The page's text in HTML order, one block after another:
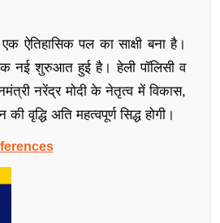
ऐतिहासिक पल का साक्षी बना है।
नई शुरुआत हुई है। हेली पॉलिसी व
नरेंद्र मोदी के नेतृत्व में विकास,
अति महत्वपूर्ण सिद्ध होगी।